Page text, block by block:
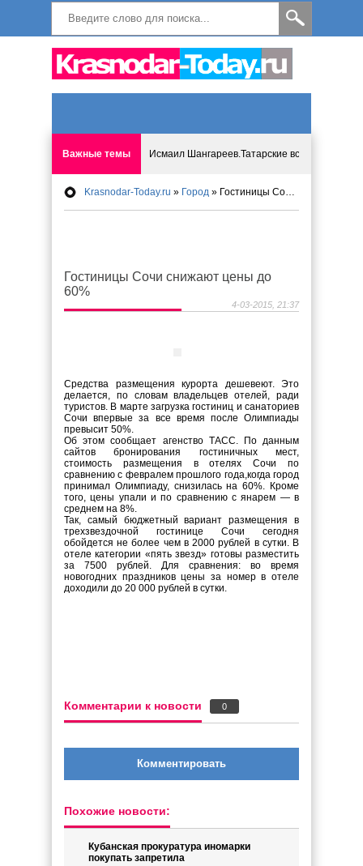
Важные темы Исмаил Шангареев.Татарские встречи на
Программа «Мир без слёз» впервые в Анапе:
Исмагил Шангареев. В поисках внутренней
Krasnodar-Today.ru » Город » Гостиницы Сочи снижают цены до 60%
Гостиницы Сочи снижают цены до
60%
4-03-2015, 21:37
Средства размещения курорта дешевеют. Это
делается, по словам владельцев отелей, ради
туристов. В марте загрузка гостиниц и санаториев
Сочи впервые за все время после Олимпиады
превысит 50%.
Об этом сообщает агенство ТАСС. По данным
сайтов бронирования гостиничных мест,
стоимость размещения в отелях Сочи по
сравнению с февралем прошлого года,когда город
принимал Олимпиаду, снизилась на 60%. Кроме
того, цены упали и по сравнению с янарем — в
среднем на 8%.
Так, самый бюджетный вариант размещения в
трехзвездочной гостинице Сочи сегодня
обойдется не более чем в 2000 рублей в сутки. В
отеле категории «пять звезд» готовы разместить
за 7500 рублей. Для сравнения: во время
новогодних праздников цены за номер в отеле
доходили до 20 000 рублей в сутки.
Комментарии к новости 0
Комментировать
Похожие новости:
Кубанская прокуратура иномарки
покупать запретила